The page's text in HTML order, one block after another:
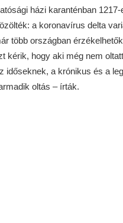
házi karanténban
a koronavírus delta
több országban
kérik, hogy aki még nem
időseknek, a krónikus és a
oltás – írták.